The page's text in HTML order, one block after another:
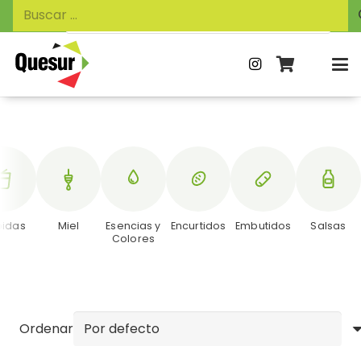
de
productos
Buscar:
Miel
Esencias y
Colores
Encurtidos Embutidos Salsas
Ordenar